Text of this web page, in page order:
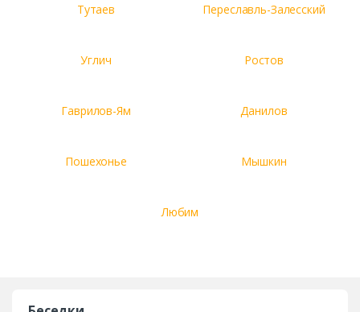
Тутаев Переславль-Залесский
Углич Ростов
Гаврилов-Ям Данилов
Пошехонье Мышкин
Любим